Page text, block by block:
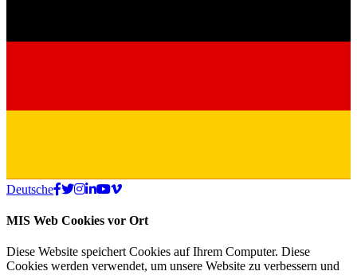
Deutsche
MIS Web Cookies vor Ort
Diese Website speichert Cookies auf Ihrem Computer. Diese
Cookies werden verwendet, um unsere Website zu verbessern und